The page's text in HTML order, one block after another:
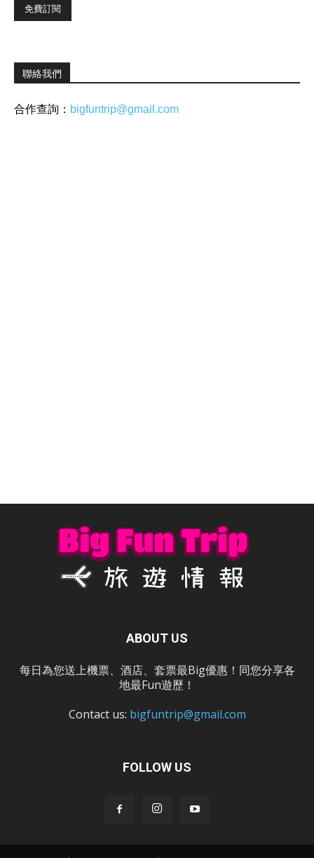
聯絡我們
合作查詢： bigfuntrip@gmail.com
ABOUT US
每日為您送上機票、酒店、套票最Big優惠！同您分享各
地最Fun遊歷！
Contact us: bigfuntrip@gmail.com
FOLLOW US